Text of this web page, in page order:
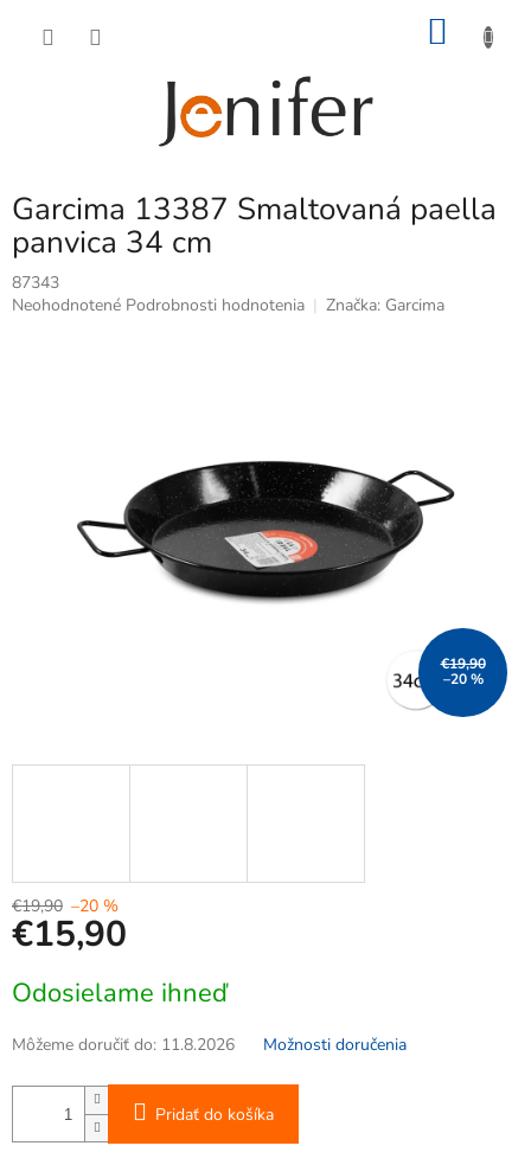
Garcima 13387 Smaltovaná paella
panvica 34 cm
87343
Priemerné
Neohodnotené Podrobnosti hodnotenia Značka: Garcima
€19,90
–20 %
€19,90 –20 %
€15,90
cena:
Odosielame ihneď
Môžeme doručiť do: 11.8.2026 Možnosti doručenia
Pridať do košíka